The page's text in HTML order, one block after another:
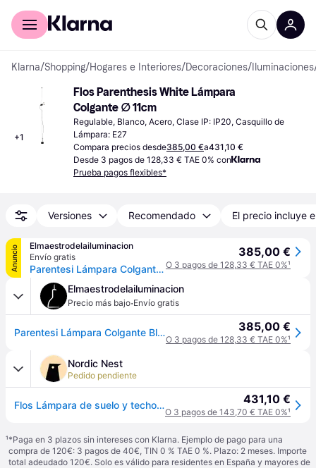
Comprar con Klarna
Klarna/Shopping/Hogares e Interiores/Decoraciones/ Iluminaciones
+1
Flos Parenthesis White Lámpara
Colgante ∅ 11cm
Regulable, Blanco, Acero, Clase IP: IP20, Casquillo de
Lámpara: E27
Compara precios desde385,00 €a431,10 €
Desde 3 pagos de 128,33 € TAE 0% con
Prueba pagos flexibles*
Versiones Recomendado El precio incluye
Anuncio
Elmaestrodelailuminacion
Envío gratis
Parentesi Lámpara Colgante Blanco con Regulador - Flos - Sala de estar / salón - Diseño - Metal
385,00 €
O 3 pagos de 128,33 € TAE 0%¹
Elmaestrodelailuminacion
Precio más bajo·Envío gratis
Parentesi Lámpara Colgante Blanco con Regulador - Flos - Sala de estar / salón - Diseño - Metal 385,00 €
O 3 pagos de 128,33 € TAE 0%¹
Nordic Nest
Pedido pendiente
Flos Lámpara de suelo y techo regulable Parentesi Blanco 431,10 €
O 3 pagos de 143,70 € TAE 0%¹
¹*Paga en 3 plazos sin intereses con Klarna. Ejemplo de pago para una
compra de 120€: 3 pagos de 40€, TIN 0 % TAE 0 %. Plazo: 2 meses. Importe
total adeudado 120€. Solo es válido para residentes en España y mayores de